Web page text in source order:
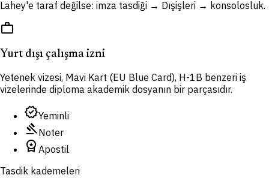
Lahey'e taraf değilse: imza tasdiği → Dışişleri → konsolosluk.
work
Yurt dışı çalışma izni
Yetenek vizesi, Mavi Kart (EU Blue Card), H-1B benzeri iş
vizelerinde diploma akademik dosyanın bir parçasıdır.
verifiedYeminli
gavelNoter
workspace_premium Apostil
Tasdik kademeleri